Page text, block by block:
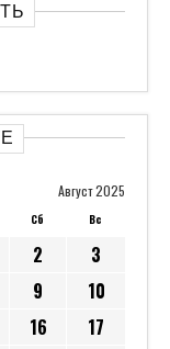
Август 2025
Сб Вс
2
3
9
10
16
17